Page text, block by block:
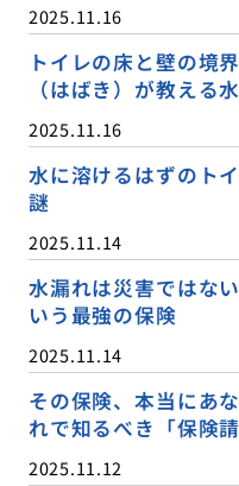
2025.11.16
トイレの床と壁の境
（はばき）が教える
2025.11.16
水に溶けるはずのト
謎
2025.11.14
水漏れは災害ではな
いう最強の保険
2025.11.14
その保険、本当にあ
れで知るべき「保険
2025.11.12